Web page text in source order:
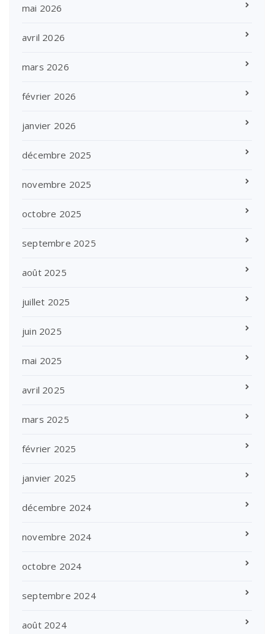
mai 2026
avril 2026
mars 2026
février 2026
janvier 2026
décembre 2025
novembre 2025
octobre 2025
septembre 2025
août 2025
juillet 2025
juin 2025
mai 2025
avril 2025
mars 2025
février 2025
janvier 2025
décembre 2024
novembre 2024
octobre 2024
septembre 2024
août 2024